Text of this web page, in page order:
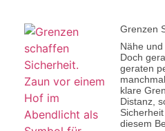
Grenzen
Nähe
Doch
geraten
klare
Distanz,
diesem